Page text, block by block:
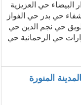
حي العزيزية
حي بدر حي الفواز
حي نجم الدين حي
حي الرحمانية حي
المنورة